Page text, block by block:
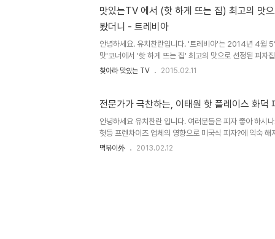
맛있는TV 에서 (핫 하게 뜨는 집) 최고의 맛
봤더니 - 트레비아
안녕하세요. 유치찬란입니다. '트레비아'는 2014년 4월
맛'코너에서 '핫 하게 뜨는 집' 최고의 맛으로 선정된 피자
일. 최고의 맛 피자가 또 소개가 되더군요. 두 곳의 최고의
찾아라 맛있는 TV 2015.02.11
전문가가 극찬하는, 이태원 핫 플레이스 화덕
안녕하세요 유치찬란 입니다. 여러분들은 피자 좋아 하시
헛등 프렌차이즈 업체의 영향으로 미국식 피자?에 익숙
우리들 사고방식으로 자리 ..
떡볶이外 2013.02.12